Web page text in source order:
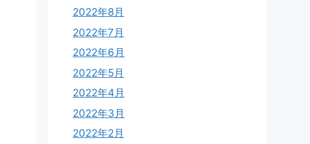
2022年8月
2022年7月
2022年6月
2022年5月
2022年4月
2022年3月
2022年2月